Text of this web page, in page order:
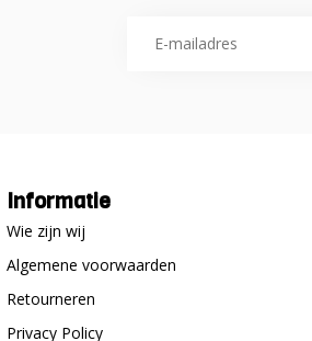
Informatie
Wie zijn wij
Algemene voorwaarden
Retourneren
Privacy Policy